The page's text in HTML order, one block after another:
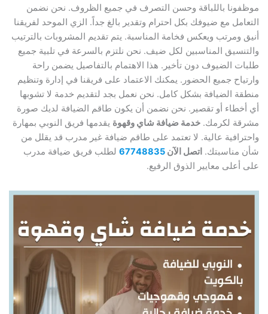
موظفونا باللباقة وحسن التصرف في جميع الظروف. نحن نضمن
التعامل مع ضيوفك بكل احترام وتقدير بالغ جداً. الزي الموحد لفريقنا
أنيق ومرتب ويعكس فخامة المناسبة. يتم تقديم المشروبات بالترتيب
والتنسيق المناسبين لكل ضيف. نحن نلتزم بالسرعة في تلبية جميع
طلبات الضيوف دون تأخير. هذا الاهتمام بالتفاصيل يضمن راحة
وارتياح جميع الحضور. يمكنك الاعتماد على فريقنا في إدارة وتنظيم
منطقة الضيافة بشكل كامل. نحن نعمل بجد لتقديم خدمة لا تشوبها
أي أخطاء أو تقصير. نحن نضمن أن يكون طاقم الضيافة لديك صورة
مشرقة لكرمك.خدمة ضيافة شاي وقهوةيقدمها فريق النوبي بمهارة
واحترافية عالية. لا تعتمد على طاقم ضيافة غير مدرب قد يقلل من
شأن مناسبتك.اتصل الآن67748835 لطلب فريق ضيافة مدرب
على أعلى معايير الذوق الرفيع.